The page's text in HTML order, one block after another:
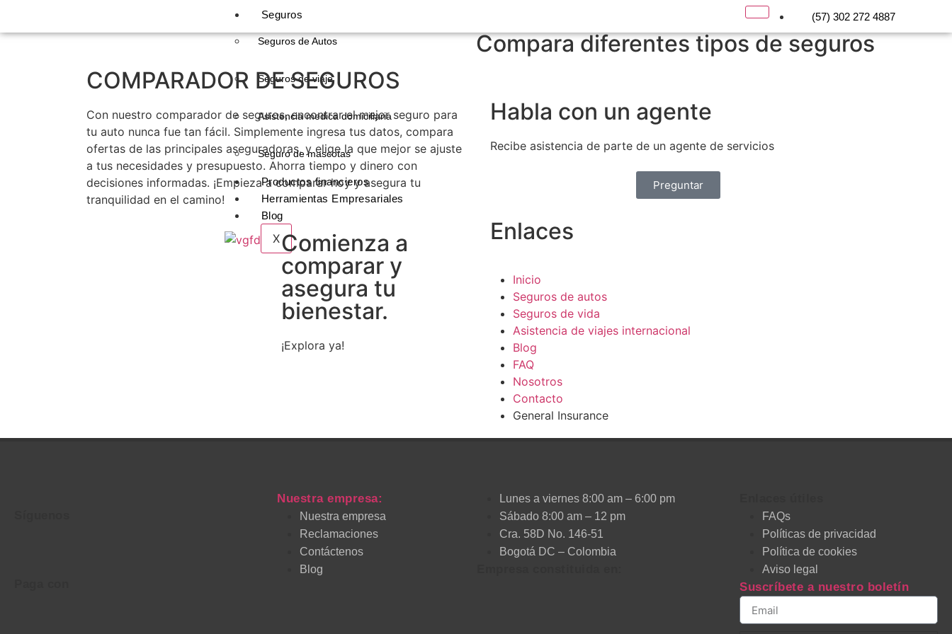
Seguros
Seguros de Autos
Seguros de viaje
Asistencia medica domiciliaria
Seguro de mascotas
Productos financieros
Herramientas Empresariales
Blog
X
(57) 302 272 4887
Compara diferentes tipos de seguros
COMPARADOR DE SEGUROS
Con nuestro comparador de seguros, encontrar el mejor seguro para
tu auto nunca fue tan fácil. Simplemente ingresa tus datos, compara
ofertas de las principales aseguradoras, y elige la que mejor se ajuste
a tus necesidades y presupuesto. Ahorra tiempo y dinero con
decisiones informadas. ¡Empieza a comparar hoy y asegura tu
tranquilidad en el camino!
Comienza a
comparar y
asegura tu
bienestar.
¡Explora ya!
Habla con un agente
Recibe asistencia de parte de un agente de servicios
Preguntar
Enlaces
Inicio
Seguros de autos
Seguros de vida
Asistencia de viajes internacional
Blog
FAQ
Nosotros
Contacto
General Insurance
Nuestra empresa:
Nuestra empresa
Reclamaciones
Contáctenos
Blog
Lunes a viernes 8:00 am – 6:00 pm
Sábado 8:00 am – 12 pm
Cra. 58D No. 146-51
Bogotá DC – Colombia
FAQs
Políticas de privacidad
Política de cookies
Aviso legal
Suscríbete a nuestro boletín